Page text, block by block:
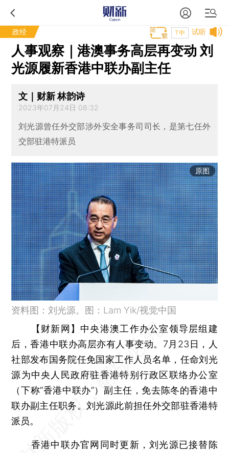
政经 试听
T中
人事观察｜港澳事务高层再变动 刘
光源履新香港中联办副主任
文｜财新 林韵诗
2023年07月24日 08:32
刘光源曾任外交部涉外安全事务司司长，是第七任外
交部驻港特派员
原图
资料图：刘光源。图：Lam Yik/视觉中国
【财新网】 中央港澳工作办公室领导层组建
后，香港中联办高层亦有人事变动。7月23日，人
社部发布国务院任免国家工作人员名单，任命刘光
源为中央人民政府驻香港特别行政区联络办公室
（下称“香港中联办”）副主任，免去陈冬的香港中
联办副主任职务。刘光源此前担任外交部驻香港特
派员。
香港中联办官网同时更新，刘光源已接替陈